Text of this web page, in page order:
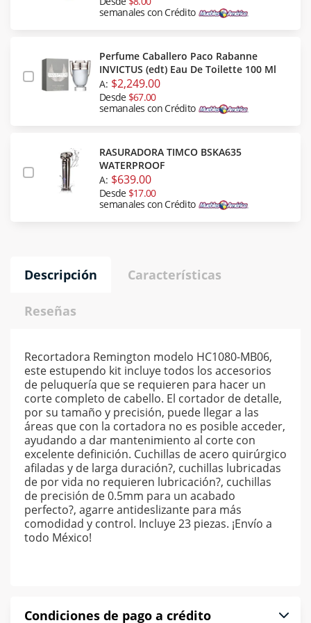
semanales con Crédito
Perfume Caballero Paco Rabanne
INVICTUS (edt) Eau De Toilette 100 Ml
A: $2,249.00
Desde $67.00
semanales con Crédito
RASURADORA TIMCO BSKA635
WATERPROOF
A: $639.00
Desde $17.00
semanales con Crédito
Descripción Características
Reseñas
Recortadora Remington modelo HC1080-MB06,
este estupendo kit incluye todos los accesorios
de peluquería que se requieren para hacer un
corte completo de cabello. El cortador de detalle,
por su tamaño y precisión, puede llegar a las
áreas que con la cortadora no es posible acceder,
ayudando a dar mantenimiento al corte con
excelente definición. Cuchillas de acero quirúrgico
afiladas y de larga duración?, cuchillas lubricadas
de por vida no requieren lubricación?, cuchillas
de precisión de 0.5mm para un acabado
perfecto?, agarre antideslizante para más
comodidad y control. Incluye 23 piezas. ¡Envío a
todo México!
Condiciones de pago a crédito